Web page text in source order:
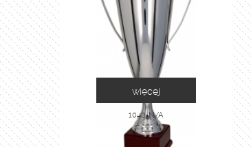
1042-N/A
więcej